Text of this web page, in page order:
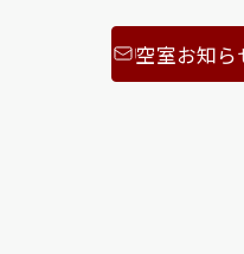
空室お知ら